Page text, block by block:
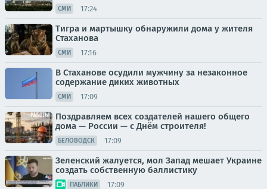
СМИ 17:24
Тигра и мартышку обнаружили дома у жителя
Стаханова
СМИ 17:16
В Стаханове осудили мужчину за незаконное
содержание диких животных
СМИ 17:09
Поздравляем всех создателей нашего общего
дома — России — с Днём строителя!
БЕЛОВОДСК 17:09
Зеленский жалуется, мол Запад мешает Украине
создать собственную баллистику
ПАБЛИКИ 17:09